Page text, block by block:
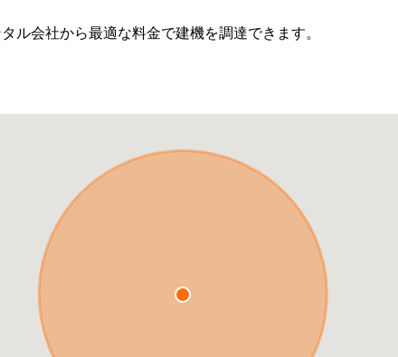
会社から最適な料金で建機を調達できます。